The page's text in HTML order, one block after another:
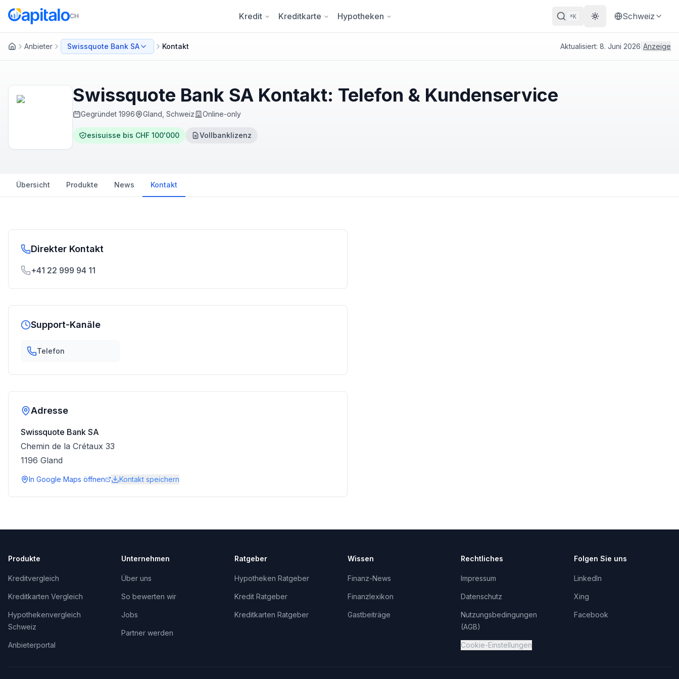
CH Kredit Kreditkarte Hypotheken ⌘K Theme wechseln
Schweiz
Anbieter Swissquote Bank SA Kontakt Aktualisiert: 8. Juni 2026 Anzeige
Swissquote Bank SA Kontakt: Telefon & Kundenservice
Gegründet 1996 Gland, Schweiz Online-only
esisuisse bis CHF 100'000 Vollbanklizenz
Übersicht Produkte News Kontakt
Direkter Kontakt
+41 22 999 94 11
Support-Kanäle
Telefon
Adresse
Swissquote Bank SA
Chemin de la Crétaux 33
1196 Gland
In Google Maps öffnen Kontakt speichern
Produkte
Kreditvergleich
Kreditkarten Vergleich
Hypothekenvergleich
Schweiz
Anbieterportal
Unternehmen
Über uns
So bewerten wir
Jobs
Partner werden
Ratgeber
Hypotheken Ratgeber
Kredit Ratgeber
Kreditkarten Ratgeber
Wissen
Finanz-News
Finanzlexikon
Gastbeiträge
Rechtliches
Impressum
Datenschutz
Nutzungsbedingungen
(AGB)
Cookie-Einstellungen
Folgen Sie uns
LinkedIn
Xing
Facebook